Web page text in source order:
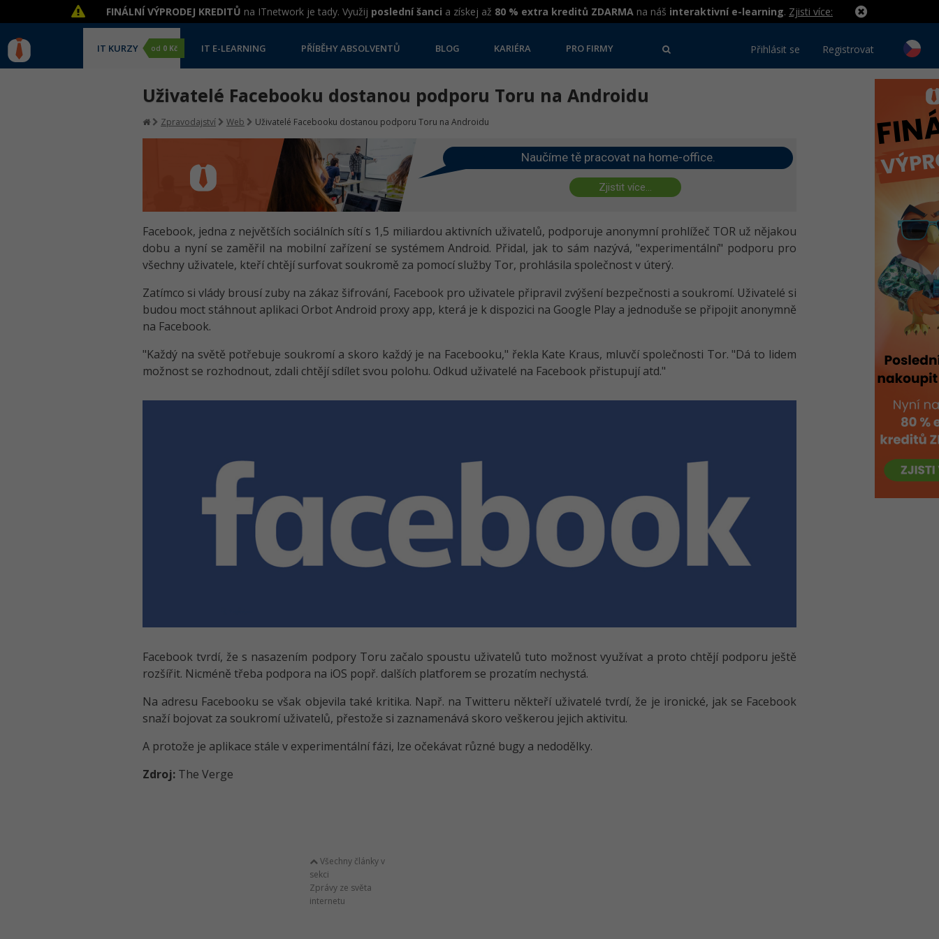
FINÁLNÍ VÝPRODEJ KREDITŮ na ITnetwork je tady. Využij poslední šanci a získej až 80 % extra kreditů ZDARMA na náš interaktivní e-learning. Zjisti více:
IT KURZY od 0 Kč IT E-LEARNING PŘÍBĚHY ABSOLVENTŮ BLOG KARIÉRA PRO FIRMY Přihlásit se Registrovat
Uživatelé Facebooku dostanou podporu Toru na Androidu
Zpravodajství Web Uživatelé Facebooku dostanou podporu Toru na Androidu
Naučíme tě pracovat na home-office.
Zjistit více...
Facebook, jedna z největších sociálních sítí s 1,5 miliardou aktivních uživatelů, podporuje anonymní prohlížeč TOR už nějakou
dobu a nyní se zaměřil na mobilní zařízení se systémem Android. Přidal, jak to sám nazývá, "experimentální" podporu pro
všechny uživatele, kteří chtějí surfovat soukromě za pomocí služby Tor, prohlásila společnost v úterý.
Zatímco si vlády brousí zuby na zákaz šifrování, Facebook pro uživatele připravil zvýšení bezpečnosti a soukromí. Uživatelé si
budou moct stáhnout aplikaci Orbot Android proxy app, která je k dispozici na Google Play a jednoduše se připojit anonymně
na Facebook.
"Každý na světě potřebuje soukromí a skoro každý je na Facebooku," řekla Kate Kraus, mluvčí společnosti Tor. "Dá to lidem
možnost se rozhodnout, zdali chtějí sdílet svou polohu. Odkud uživatelé na Facebook přistupují atd."
Facebook tvrdí, že s nasazením podpory Toru začalo spoustu uživatelů tuto možnost využívat a proto chtějí podporu ještě
rozšířit. Nicméně třeba podpora na iOS popř. dalších platforem se prozatím nechystá.
Na adresu Facebooku se však objevila také kritika. Např. na Twitteru někteří uživatelé tvrdí, že je ironické, jak se Facebook
snaží bojovat za soukromí uživatelů, přestože si zaznamenává skoro veškerou jejich aktivitu.
A protože je aplikace stále v experimentální fázi, lze očekávat různé bugy a nedodělky.
Zdroj: The Verge
Všechny články v
sekci
Zprávy ze světa
internetu